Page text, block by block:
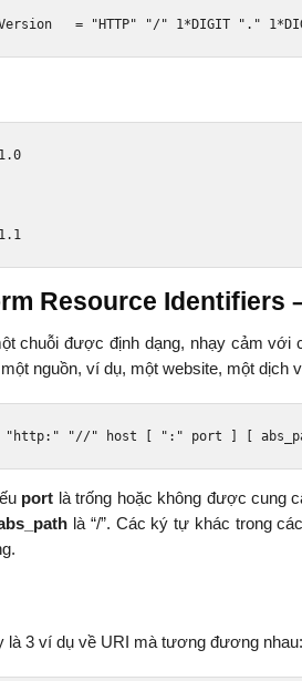
= "HTTP" "/" 1* DIGIT "." 1*
1.0
1.1
Resource Identifiers
chuỗi được định dạng, nhạy cảm
nguồn, ví dụ, một website, một
"http:" "//" host [ ":" port ] [
port là trống hoặc không được cung
là “/”. Các ký tự khác trong
là 3 ví dụ về URI mà tương đương nhau: